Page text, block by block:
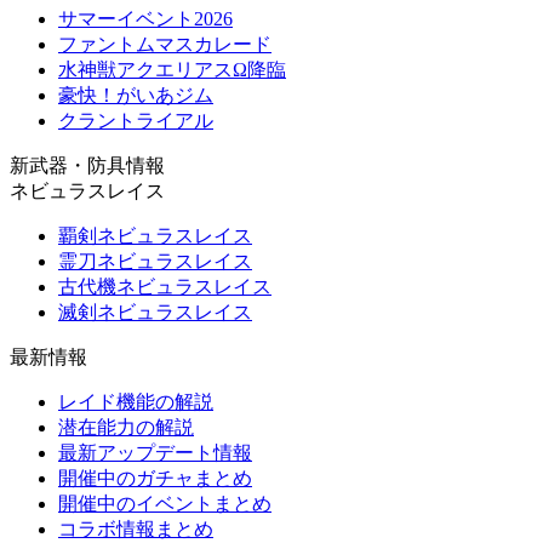
サマーイベント2026
ファントムマスカレード
水神獣アクエリアスΩ降臨
豪快！がいあジム
クラントライアル
新武器・防具情報
ネビュラスレイス
覇剣ネビュラスレイス
霊刀ネビュラスレイス
古代機ネビュラスレイス
滅剣ネビュラスレイス
最新情報
レイド機能の解説
潜在能力の解説
最新アップデート情報
開催中のガチャまとめ
開催中のイベントまとめ
コラボ情報まとめ